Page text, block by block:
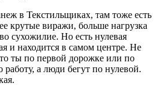
в Текстильщиках, там тоже есть
крутые виражи, больше нагрузка
сухожилие. Но есть нулевая
и находится в самом центре. Не
ты по первой дорожке или по
а люди бегут по нулевой.